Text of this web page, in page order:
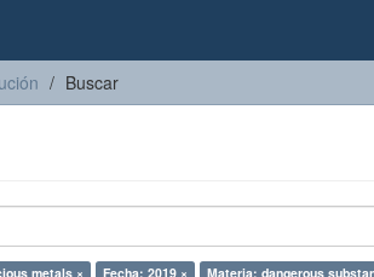
Buscar
metals × Fecha: 2019 ×
Materia: dangerous